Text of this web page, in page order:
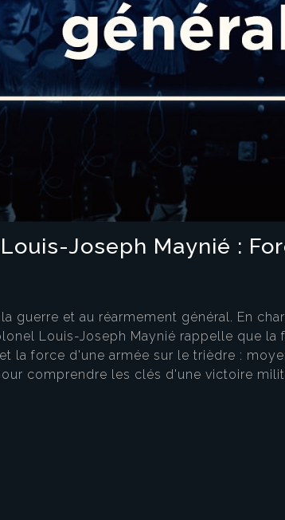
Joseph Maynié :
guerre et au réarmement général. En
Louis-Joseph Maynié rappelle que
la force d'une armée sur le trièdre :
comprendre les clés d'une victoire